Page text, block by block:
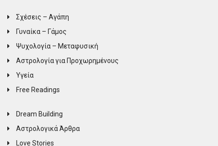
Σχέσεις – Αγάπη
Γυναίκα – Γάμος
Ψυχολογία – Μεταφυσική
Αστρολογία για Προχωρημένους
Υγεία
Free Readings
Dream Building
Αστρολογικά Άρθρα
Love Stories